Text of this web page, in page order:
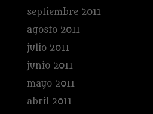
septiembre 2011
agosto 2011
julio 2011
junio 2011
mayo 2011
abril 2011